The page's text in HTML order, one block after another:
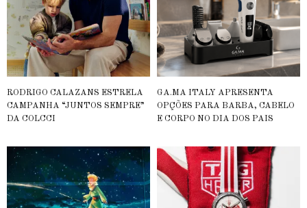
RODRIGO CALAZANS ESTRELA
CAMPANHA “JUNTOS SEMPRE”
DA COLCCI
GA.MA ITALY APRESENTA
OPÇÕES PARA BARBA, CABELO
E CORPO NO DIA DOS PAIS